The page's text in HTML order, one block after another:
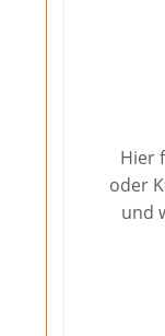
Hier
oder
und